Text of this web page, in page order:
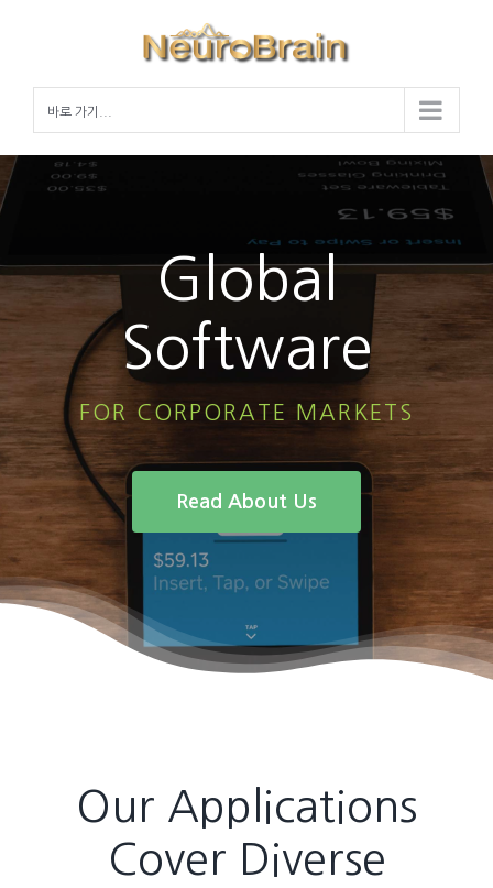
바로 가기...
Global
Software
FOR CORPORATE MARKETS
Read About Us
Our Applications
Cover Diverse